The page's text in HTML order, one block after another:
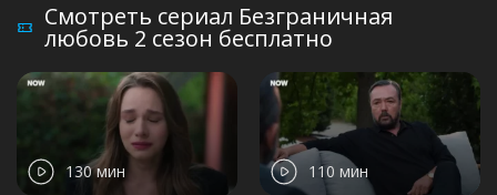
Смотреть сериал Безграничная
любовь 2 сезон бесплатно
130 мин 110 мин